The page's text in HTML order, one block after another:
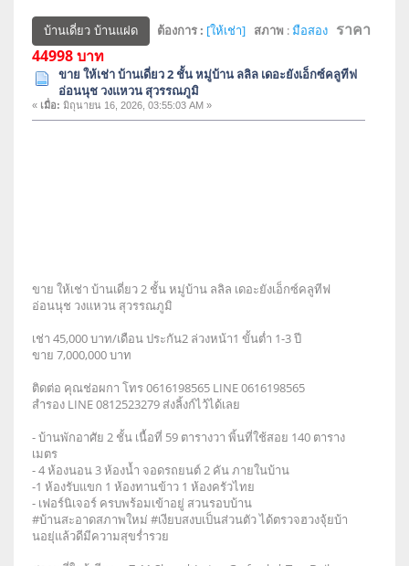
บ้านเดี่ยว บ้านแฝด ต้องการ : [ให้เช่า] สภาพ :มือสอง ราคา
44998 บาท
ขาย ให้เช่า บ้านเดี่ยว 2 ชั้น หมู่บ้าน ลลิล เดอะยังเอ็กซ์คลูทีฟ
อ่อนนุช วงแหวน สุวรรณภูมิ
« เมื่อ: มิถุนายน 16, 2026, 03:55:03 AM »
ขาย ให้เช่า บ้านเดี่ยว 2 ชั้น หมู่บ้าน ลลิล เดอะยังเอ็กซ์คลูทีฟ
อ่อนนุช วงแหวน สุวรรณภูมิ
เช่า 45,000 บาท/เดือน ประกัน2 ล่วงหน้า1 ขั้นต่ำ 1-3 ปี
ขาย 7,000,000 บาท
ติดต่อ คุณช่อผกา โทร 0616198565 LINE 0616198565
สำรอง LINE 0812523279 ส่งลิ้งก์ไว้ได้เลย
- บ้านพักอาศัย 2 ชั้น เนื้อที่ 59 ตารางวา พิ้นที่ใช้สอย 140 ตาราง
เมตร
- 4 ห้องนอน 3 ห้องน้ำ จอดรถยนต์ 2 คัน ภายในบ้าน
-1 ห้องรับแขก 1 ห้องทานข้าว 1 ห้องครัวไทย
- เฟอร์นิเจอร์ ครบพร้อมเข้าอยู่ สวนรอบบ้าน
#บ้านสะอาดสภาพใหม่ #เงียบสงบเป็นส่วนตัว ได้ตรวจฮวงจุ้ยบ้า
นอยุ่แล้วดีมีความสุขร่ำรวย